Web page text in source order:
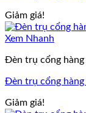
Giảm giá!
Xem Nhanh
Đèn trụ cổng hàng
Đèn trụ cổng
Giảm giá!